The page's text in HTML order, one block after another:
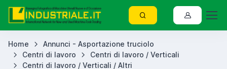
Home
Annunci - Asportazione truciolo
Centri di lavoro
Centri di lavoro / Verticali
Centri di lavoro / Verticali / Altri